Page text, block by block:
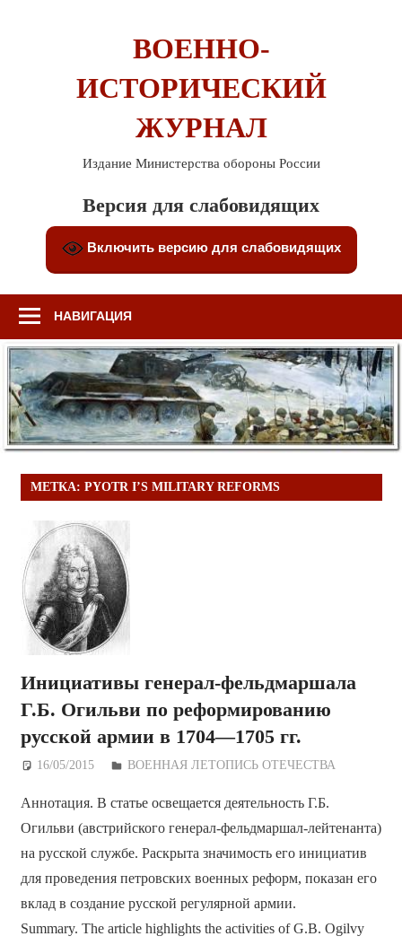
ВОЕННО-
ИСТОРИЧЕСКИЙ
ЖУРНАЛ
Издание Министерства обороны России
Версия для слабовидящих
Включить версию для слабовидящих
НАВИГАЦИЯ
МЕТКА: PYOTR I’S MILITARY REFORMS
Инициативы генерал-фельдмаршала
Г.Б. Огильви по реформированию
русской армии в 1704—1705 гг.
16/05/2015 Дежурный по Редакции
ВОЕННАЯ ЛЕТОПИСЬ ОТЕЧЕСТВА
Аннотация. В статье освещается деятельность Г.Б.
Огильви (австрийского генерал-фельдмаршал-лейтенанта)
на русской службе. Раскрыта значимость его инициатив
для проведения петровских военных реформ, показан его
вклад в создание русской регулярной армии.
Summary. The article highlights the activities of G.B. Ogilvy